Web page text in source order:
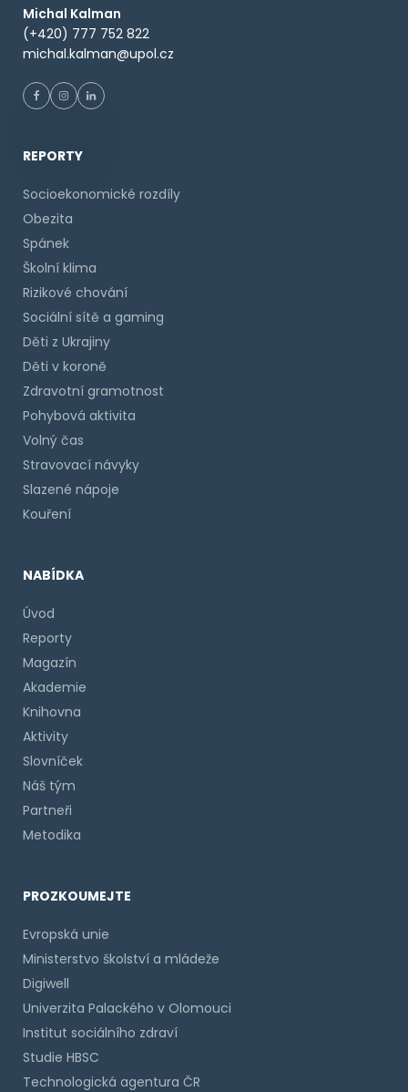
Michal Kalman
(+420) 777 752 822
michal.kalman@upol.cz
REPORTY
Socioekonomické rozdíly
Obezita
Spánek
Školní klima
Rizikové chování
Sociální sítě a gaming
Děti z Ukrajiny
Děti v koroně
Zdravotní gramotnost
Pohybová aktivita
Volný čas
Stravovací návyky
Slazené nápoje
Kouření
NABÍDKA
Úvod
Reporty
Magazín
Akademie
Knihovna
Aktivity
Slovníček
Náš tým
Partneři
Metodika
PROZKOUMEJTE
Evropská unie
Ministerstvo školství a mládeže
Digiwell
Univerzita Palackého v Olomouci
Institut sociálního zdraví
Studie HBSC
Technologická agentura ČR